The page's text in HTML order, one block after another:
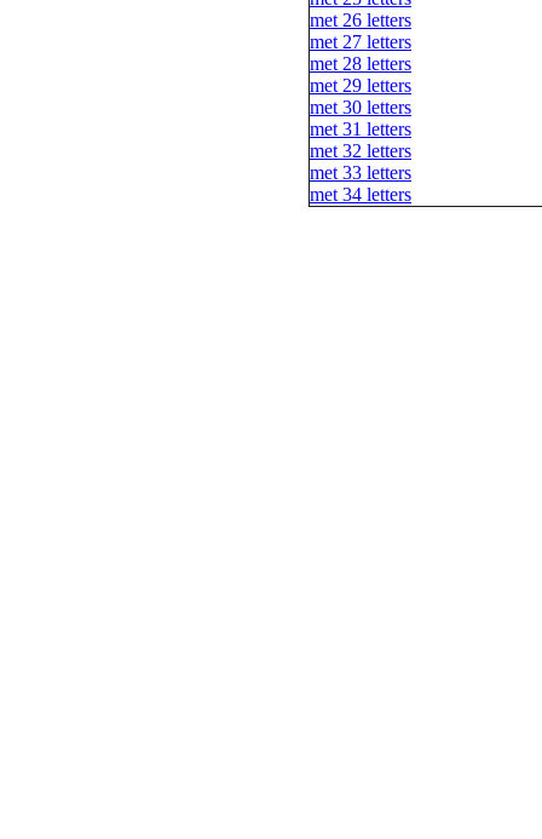
met 26 letters
met 27 letters
met 28 letters
met 29 letters
met 30 letters
met 31 letters
met 32 letters
met 33 letters
met 34 letters